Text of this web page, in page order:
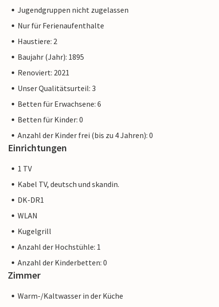
Jugendgruppen nicht zugelassen
Nur für Ferienaufenthalte
Haustiere: 2
Baujahr (Jahr): 1895
Renoviert: 2021
Unser Qualitätsurteil: 3
Betten für Erwachsene: 6
Betten für Kinder: 0
Anzahl der Kinder frei (bis zu 4 Jahren): 0
Einrichtungen
1 TV
Kabel TV, deutsch und skandin.
DK-DR1
WLAN
Kugelgrill
Anzahl der Hochstühle: 1
Anzahl der Kinderbetten: 0
Zimmer
Warm-/Kaltwasser in der Küche